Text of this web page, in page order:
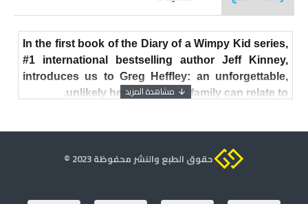
In the first book of the Diary of a Wimpy Kid series,
#1 international bestselling author Jeff Kinney,
introduces us to Greg Heffley: an unforgettable,
unlikely hero that every family can relate to.
middle school, where undersized weaklings share
حقوق الطبع والنشر محفوظة 2023 ©